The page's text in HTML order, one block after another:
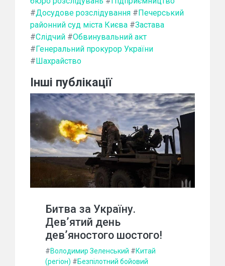
#Досудове розслідування # Печерський
районний суд міста Києва #Застава
#Слідчий #Обвинувальний акт
# Генеральний прокурор України
# Шахрайство
Інші публікації
Битва за Україну.
Дев’ятий день
дев’яностого шостого!
#Володимир Зеленський #Китай
(регіон) #Безпілотний бойовий